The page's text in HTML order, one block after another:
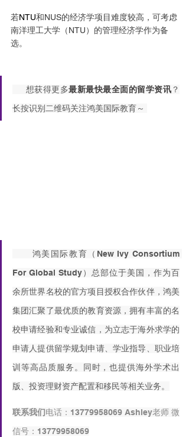
若NTU和NUS的经济学项目难度较高，可考虑
南洋理工大学（NTU）的管理经济学作为备
选。
想获得更多最新最快最全面的留学资讯 ？
长按识别二维码关注鸿美国际教育～
鸿美国际教育（New Ivy Consortium
For Global Study）总部位于美国，作为百
余所世界名校的官方项目授权合作伙伴，鸿美
集团汇聚了最优质的教育资源，拥有丰富的名
校申请经验和专业诚信，为立志于海外求学的
申请人提供留学规划申请、学业指导、职业培
训等高品质服务。同时，也提供海外学术出
版、投资理财资产配置和移民等相关业务。
联系我们电话：13779958069 Ashley老师 微
信号：13779958069